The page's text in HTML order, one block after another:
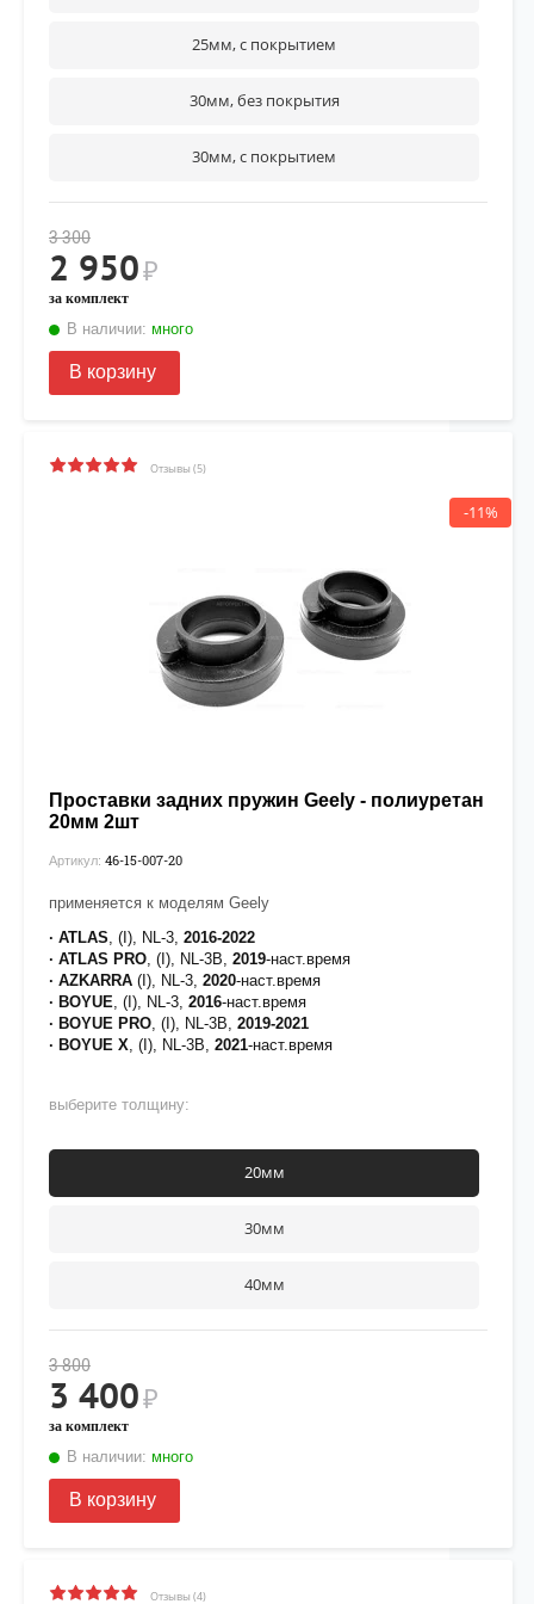
25мм, с покрытием
30мм, без покрытия
30мм, с покрытием
3 300
2 950₽
за комплект
В наличии: много
В корзину
Отзывы (5)
-11%
Проставки задних пружин Geely - полиуретан
20мм 2шт
Артикул: 46-15-007-20
применяется к моделям Geely
· ATLAS , (I), NL-3, 2016-2022
· ATLAS PRO , (I), NL-3B, 2019-наст.время
· AZKARRA (I), NL-3, 2020-наст.время
· BOYUE , (I), NL-3, 2016-наст.время
· BOYUE PRO , (I), NL-3B, 2019-2021
· BOYUE X , (I), NL-3B, 2021-наст.время
выберите толщину:
20мм
30мм
40мм
3 800
3 400₽
за комплект
В наличии: много
В корзину
Отзывы (4)